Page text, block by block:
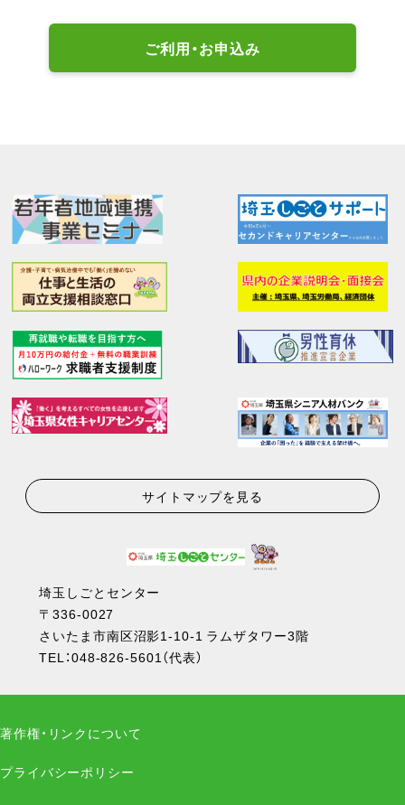
ご利用・お申込み
サイトマップを見る
埼玉しごとセンター
〒336-0027
さいたま市南区沼影1-10-1 ラムザタワー3階
TEL：048-826-5601（代表）
著作権・リンクについて
プライバシーポリシー